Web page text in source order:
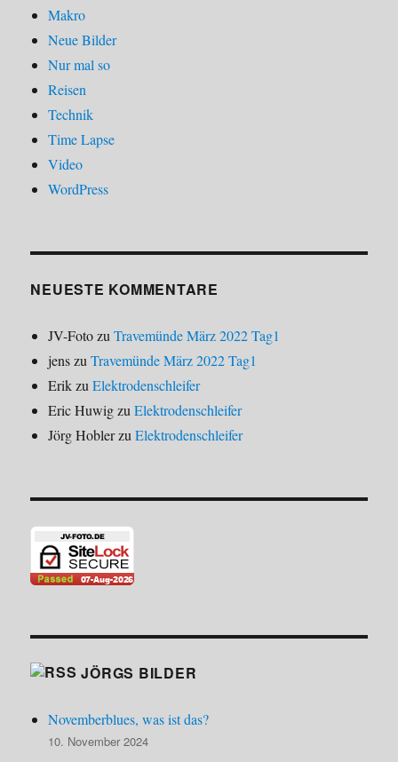
Makro
Neue Bilder
Nur mal so
Reisen
Technik
Time Lapse
Video
WordPress
NEUESTE KOMMENTARE
JV-FotozuTravemünde März 2022 Tag1
jenszuTravemünde März 2022 Tag1
ErikzuElektrodenschleifer
Eric HuwigzuElektrodenschleifer
Jörg HoblerzuElektrodenschleifer
JÖRGS BILDER
Novemberblues, was ist das?
10. November 2024